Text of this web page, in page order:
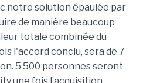
notre solution épaulée par
de manière beaucoup
totale combinée du
l'accord conclu, sera de 7
5 500 personnes seront